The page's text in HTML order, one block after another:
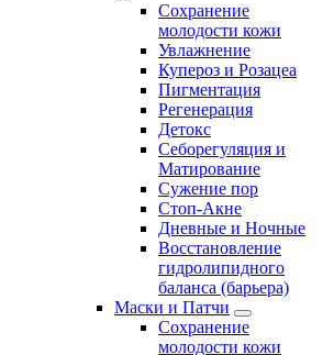
Сохранение
молодости кожи
Увлажнение
Купероз и Розацеа
Пигментация
Регенерация
Детокс
Себорегуляция и
Матирование
Сужение пор
Стоп-Акне
Дневные и Ночные
Восстановление
гидролипидного
баланса (барьера)
Маски и Патчи
Сохранение
молодости кожи